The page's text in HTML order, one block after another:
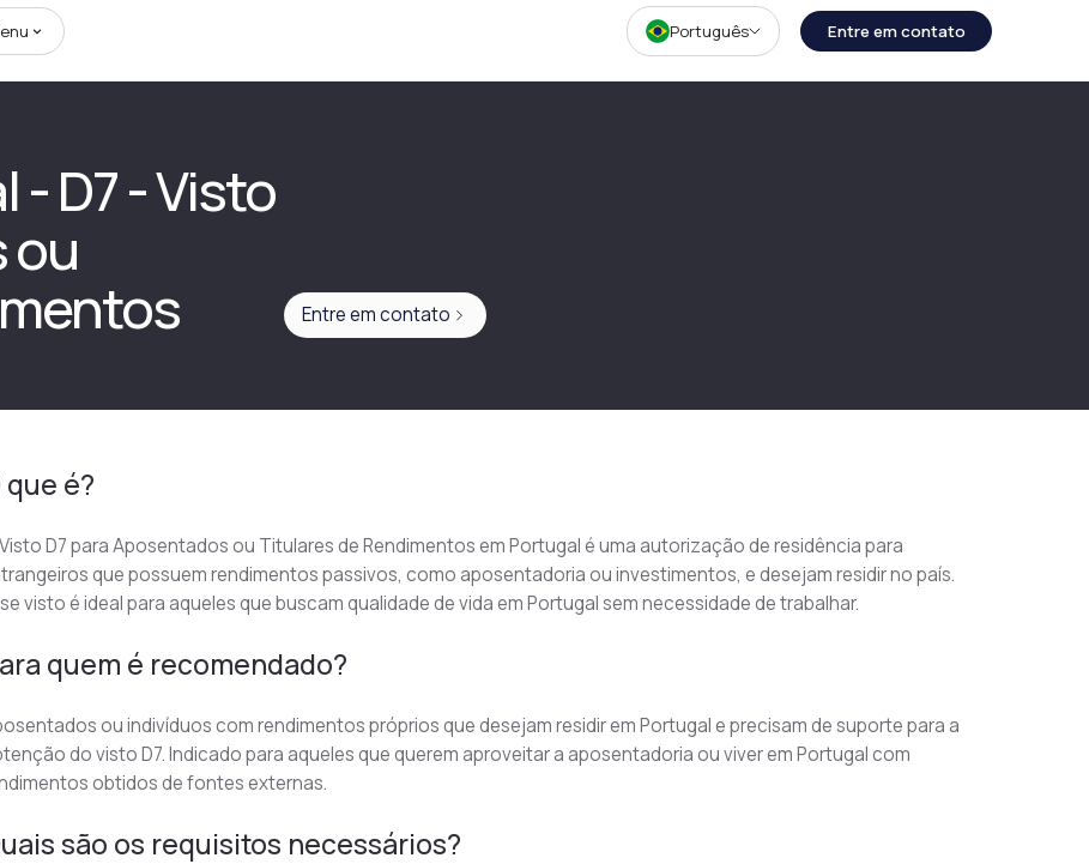
Português Entre em contato
- D7 - Visto
ou
Entre em contato
que é?
D7 para Aposentados ou Titulares de Rendimentos em Portugal é uma autorização de residência para
que possuem rendimentos passivos, como aposentadoria ou investimentos, e desejam residir no país.
visto é ideal para aqueles que buscam qualidade de vida em Portugal sem necessidade de trabalhar.
quem é recomendado?
ou indivíduos com rendimentos próprios que desejam residir em Portugal e precisam de suporte para a
do visto D7. Indicado para aqueles que querem aproveitar a aposentadoria ou viver em Portugal com
obtidos de fontes externas.
são os requisitos necessários?